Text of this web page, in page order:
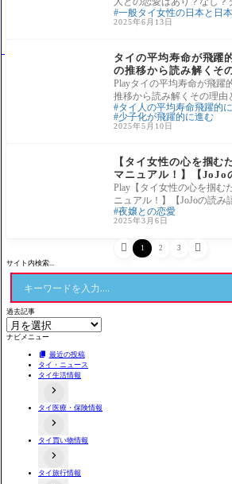
も・・・
に住むタイ人女性にアンケ
違う
一般タイ女性の日本と日
2025年6月13日
タイの平均寿命が飛躍
の推移から読み解くそ
Playタイの平均寿命が飛躍
推移から読み解くその理由
平均寿命が過去20年で8歳
しま
タイ人の平均寿命飛躍的
少子化が飛躍的に進む
2025年5月10日
【タイ女性の心を掴む
マニュアル！】【JoJo
Play【タイ女性の心を掴む
ニュアル！】【JoJoの読み
画は日本人男性とタイ人女
さを
夜嬢との恋愛
2025年3月6日
 1 2 3 
サイト内検索...
過去記事
ナビメニュー
最近の投稿
タイ・ニュース
タイ生活情報
タイの事件あるある
不動産情報
タイ医療・保険情報
病院情報
タイ買い物情報
タイ旅行情報